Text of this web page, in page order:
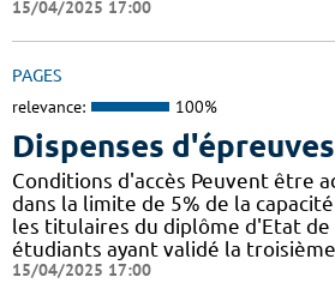
15/04/2025 17:00
PAGES
relevance: 100%
Dispenses d'épreuves
Conditions d'accès Peuvent être
dans la limite de 5% de la
les titulaires du diplôme d'Etat de
étudiants ayant validé la
15/04/2025 17:00